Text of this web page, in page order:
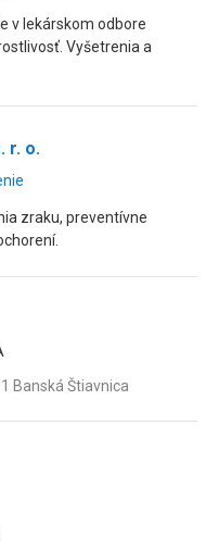
v lekárskom odbore
Vyšetrenia a
r. o.
zraku, preventívne
Banská Štiavnica